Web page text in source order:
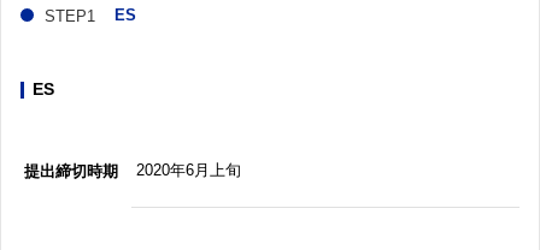
ES
ES
提出締切時期 2020年6月上旬